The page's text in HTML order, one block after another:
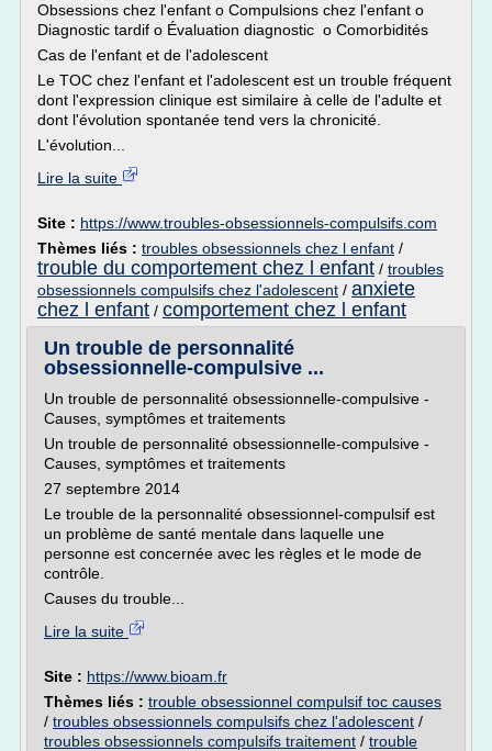
Obsessions chez l'enfant o Compulsions chez l'enfant o
Diagnostic tardif o Évaluation diagnostic o Comorbidités
Cas de l'enfant et de l'adolescent
Le TOC chez l'enfant et l'adolescent est un trouble fréquent
dont l'expression clinique est similaire à celle de l'adulte et
dont l'évolution spontanée tend vers la chronicité.
L'évolution...
Lire la suite
Site : https://www.troubles-obsessionnels-compulsifs.com
Thèmes liés : troubles obsessionnels chez l enfant /
trouble du comportement chez l enfant / troubles
obsessionnels compulsifs chez l'adolescent / anxiete
chez l enfant / comportement chez l enfant
Un trouble de personnalité
obsessionnelle-compulsive ...
Un trouble de personnalité obsessionnelle-compulsive -
Causes, symptômes et traitements
Un trouble de personnalité obsessionnelle-compulsive -
Causes, symptômes et traitements
27 septembre 2014
Le trouble de la personnalité obsessionnel-compulsif est
un problème de santé mentale dans laquelle une
personne est concernée avec les règles et le mode de
contrôle.
Causes du trouble...
Lire la suite
Site : https://www.bioam.fr
Thèmes liés : trouble obsessionnel compulsif toc causes
/ troubles obsessionnels compulsifs chez l'adolescent /
troubles obsessionnels compulsifs traitement / trouble